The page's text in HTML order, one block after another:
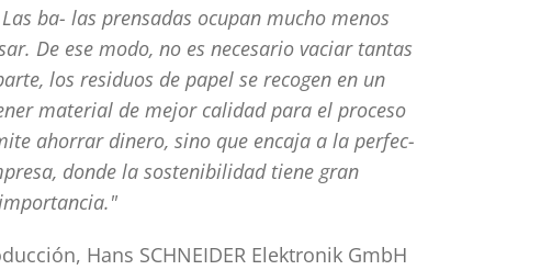
ba- las prensadas ocupan mucho menos
De ese modo, no es necesario vaciar tantas
los residuos de papel se recogen en un
material de mejor calidad para el proceso
ahorrar dinero, sino que encaja a la perfec-
donde la sostenibilidad tiene gran
Hans SCHNEIDER Elektronik GmbH